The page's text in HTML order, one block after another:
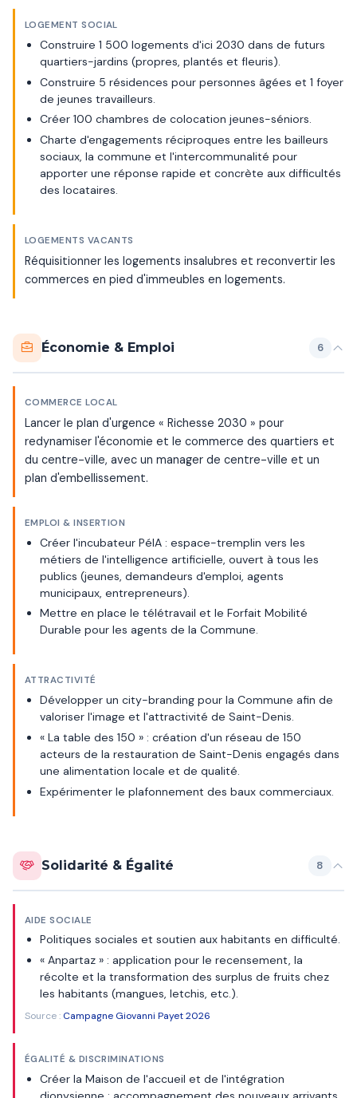
LOGEMENT SOCIAL
Construire 1 500 logements d'ici 2030 dans de futurs
quartiers-jardins (propres, plantés et fleuris).
Construire 5 résidences pour personnes âgées et 1 foyer
de jeunes travailleurs.
Créer 100 chambres de colocation jeunes-séniors.
Charte d'engagements réciproques entre les bailleurs
sociaux, la commune et l'intercommunalité pour
apporter une réponse rapide et concrète aux difficultés
des locataires.
LOGEMENTS VACANTS
Réquisitionner les logements insalubres et reconvertir les
commerces en pied d'immeubles en logements.
Économie & Emploi 6
COMMERCE LOCAL
Lancer le plan d'urgence « Richesse 2030 » pour
redynamiser l'économie et le commerce des quartiers et
du centre-ville, avec un manager de centre-ville et un
plan d'embellissement.
EMPLOI & INSERTION
Créer l'incubateur PéIA : espace-tremplin vers les
métiers de l'intelligence artificielle, ouvert à tous les
publics (jeunes, demandeurs d'emploi, agents
municipaux, entrepreneurs).
Mettre en place le télétravail et le Forfait Mobilité
Durable pour les agents de la Commune.
ATTRACTIVITÉ
Développer un city-branding pour la Commune afin de
valoriser l'image et l'attractivité de Saint-Denis.
« La table des 150 » : création d'un réseau de 150
acteurs de la restauration de Saint-Denis engagés dans
une alimentation locale et de qualité.
Expérimenter le plafonnement des baux commerciaux.
Solidarité & Égalité 8
AIDE SOCIALE
Politiques sociales et soutien aux habitants en difficulté.
« Anpartaz » : application pour le recensement, la
récolte et la transformation des surplus de fruits chez
les habitants (mangues, letchis, etc.).
Source : Campagne Giovanni Payet 2026
ÉGALITÉ & DISCRIMINATIONS
Créer la Maison de l'accueil et de l'intégration